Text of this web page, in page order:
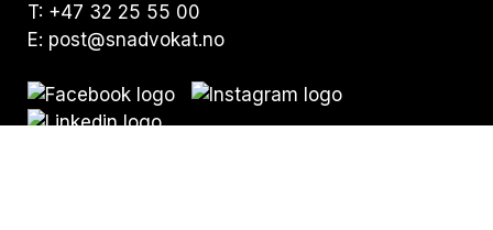
T: +47 32 25 55 00
E: post@snadvokat.no